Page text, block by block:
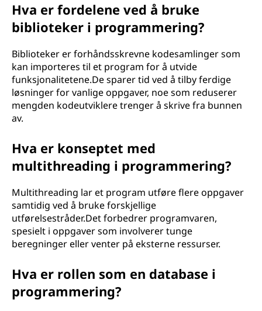
Hva er fordelene ved å bruke
biblioteker i programmering?
Biblioteker er forhåndsskrevne kodesamlinger som
kan importeres til et program for å utvide
funksjonalitetene.De sparer tid ved å tilby ferdige
løsninger for vanlige oppgaver, noe som reduserer
mengden kodeutviklere trenger å skrive fra bunnen
av.
Hva er konseptet med
multithreading i programmering?
Multithreading lar et program utføre flere oppgaver
samtidig ved å bruke forskjellige
utførelsestråder.Det forbedrer programvaren,
spesielt i oppgaver som involverer tunge
beregninger eller venter på eksterne ressurser.
Hva er rollen som en database i
programmering?